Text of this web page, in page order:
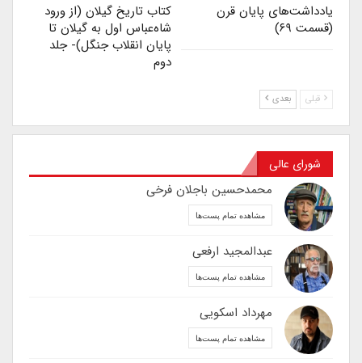
یادداشت‌های پایان قرن
(قسمت ۶۹)
کتاب تاریخ گیلان (از ورود
شاه‌عباس اول به گیلان تا
پایان انقلاب جنگل)- جلد
دوم
قبلی بعدی
شورای عالی
محمدحسین باجلان فرخی
مشاهده تمام پست‌ها
عبدالمجید ارفعی
مشاهده تمام پست‌ها
مهرداد اسکویی
مشاهده تمام پست‌ها